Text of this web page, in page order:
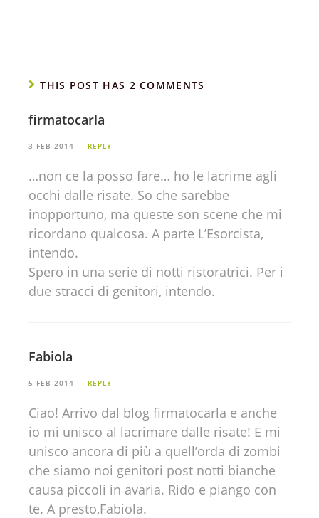
THIS POST HAS 2 COMMENTS
firmatocarla
3 FEB 2014 REPLY
…non ce la posso fare… ho le lacrime agli
occhi dalle risate. So che sarebbe
inopportuno, ma queste son scene che mi
ricordano qualcosa. A parte L’Esorcista,
intendo.
Spero in una serie di notti ristoratrici. Per i
due stracci di genitori, intendo.
Fabiola
5 FEB 2014 REPLY
Ciao! Arrivo dal blog firmatocarla e anche
io mi unisco al lacrimare dalle risate! E mi
unisco ancora di più a quell’orda di zombi
che siamo noi genitori post notti bianche
causa piccoli in avaria. Rido e piango con
te. A presto,Fabiola.